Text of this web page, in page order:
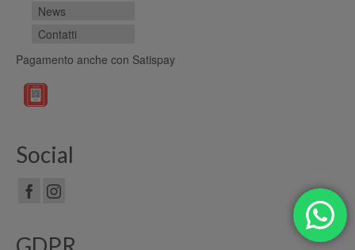
News
Contatti
Pagamento anche con Satispay
Social